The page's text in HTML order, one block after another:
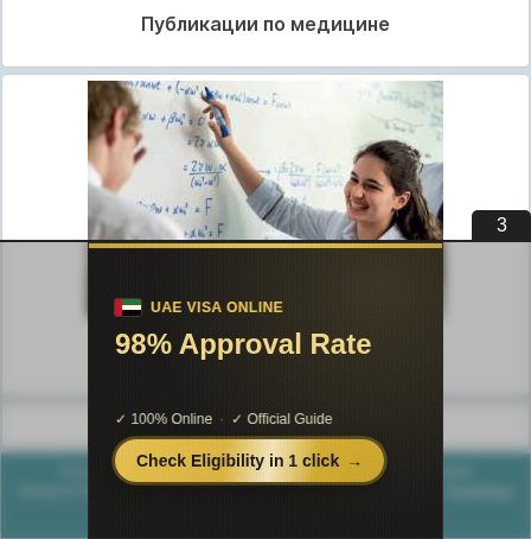
Публикации по медицине
Публикации по педагогике
Разделы публикаций
Poznayka.org - Познайка.Орг - 2016-2026 год. Материал
предоставляется для ознакомительных и учебных целей.
2